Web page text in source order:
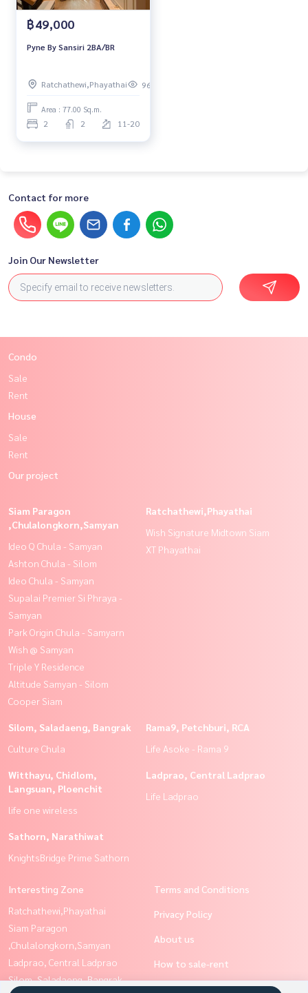
฿49,000
Pyne By Sansiri 2BA/BR
Ratchathewi,Phayathai 96
Area : 77.00 Sq.m.
2 2 11-20
Contact for more
Join Our Newsletter
Condo
Sale
Rent
House
Sale
Rent
Our project
Siam Paragon
,Chulalongkorn,Samyan
Ideo Q Chula - Samyan
Ashton Chula - Silom
Ideo Chula - Samyan
Supalai Premier Si Phraya -
Samyan
Park Origin Chula - Samyarn
Wish @ Samyan
Triple Y Residence
Altitude Samyan - Silom
Cooper Siam
Ratchathewi,Phayathai
Wish Signature Midtown Siam
XT Phayathai
Silom, Saladaeng, Bangrak
Culture Chula
Rama9, Petchburi, RCA
Life Asoke - Rama 9
Witthayu, Chidlom,
Langsuan, Ploenchit
life one wireless
Ladprao, Central Ladprao
Life Ladprao
Sathorn, Narathiwat
KnightsBridge Prime Sathorn
Interesting Zone
Ratchathewi,Phayathai
Siam Paragon
,Chulalongkorn,Samyan
Ladprao, Central Ladprao
Silom, Saladaeng, Bangrak
Terms and Conditions
Privacy Policy
About us
How to sale-rent
Contact